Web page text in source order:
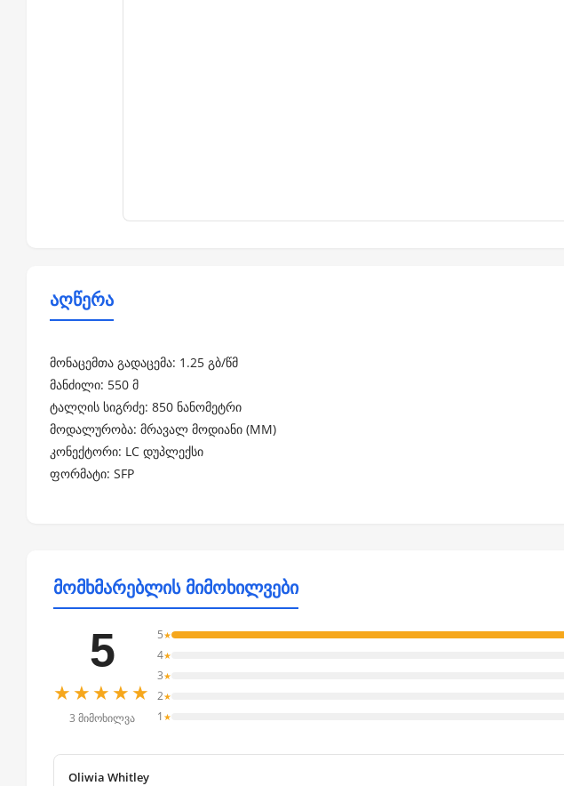
აღწერა
მონაცემთა გადაცემა: 1.25 გბ/წმ
მანძილი: 550 მ
ტალღის სიგრძე: 850 ნანომეტრი
მოდალურობა: მრავალ მოდიანი (MM)
კონექტორი: LC დუპლექსი
ფორმატი: SFP
მომხმარებლის მიმოხილვები
5
★★★★★
3 მიმოხილვა
5★
4★
3★
2★
1 ★
Oliwia Whitley